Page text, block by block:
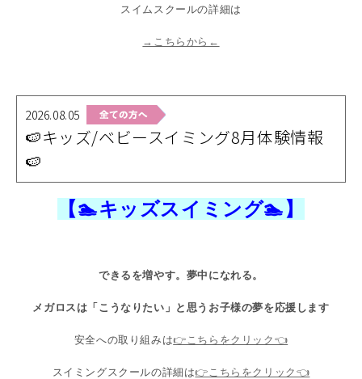
スイムスクールの詳細は
→こちらから←
2026.08.05
🍉キッズ/ベビースイミング8月体験情報
🍉
【🏊キッズスイミング🏊】
できる を増やす。 夢中 になれる。
メガロスは「 こうなりたい 」と思うお子様の夢を応援 します
安全への取り組みは👉こちらをクリック👈
スイミングスクールの詳細は👉こちらをクリック👈